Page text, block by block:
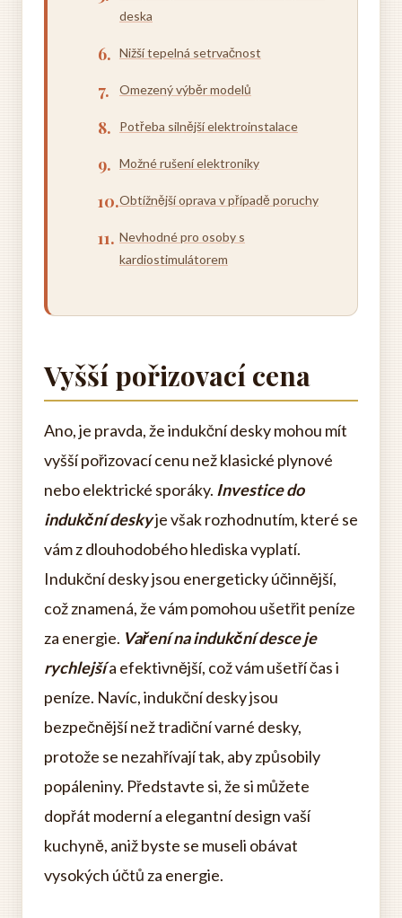
deska
Nižší tepelná setrvačnost
Omezený výběr modelů
Potřeba silnější elektroinstalace
Možné rušení elektroniky
Obtížnější oprava v případě poruchy
Nevhodné pro osoby s
kardiostimulátorem
Vyšší pořizovací cena
Ano, je pravda, že indukční desky mohou mít
vyšší pořizovací cenu než klasické plynové
nebo elektrické sporáky. Investice do
indukční deskyje však rozhodnutím, které se
vám z dlouhodobého hlediska vyplatí.
Indukční desky jsou energeticky účinnější,
což znamená, že vám pomohou ušetřit peníze
za energie. Vaření na indukční desce je
rychlejšía efektivnější, což vám ušetří čas i
peníze. Navíc, indukční desky jsou
bezpečnější než tradiční varné desky,
protože se nezahřívají tak, aby způsobily
popáleniny. Představte si, že si můžete
dopřát moderní a elegantní design vaší
kuchyně, aniž byste se museli obávat
vysokých účtů za energie.